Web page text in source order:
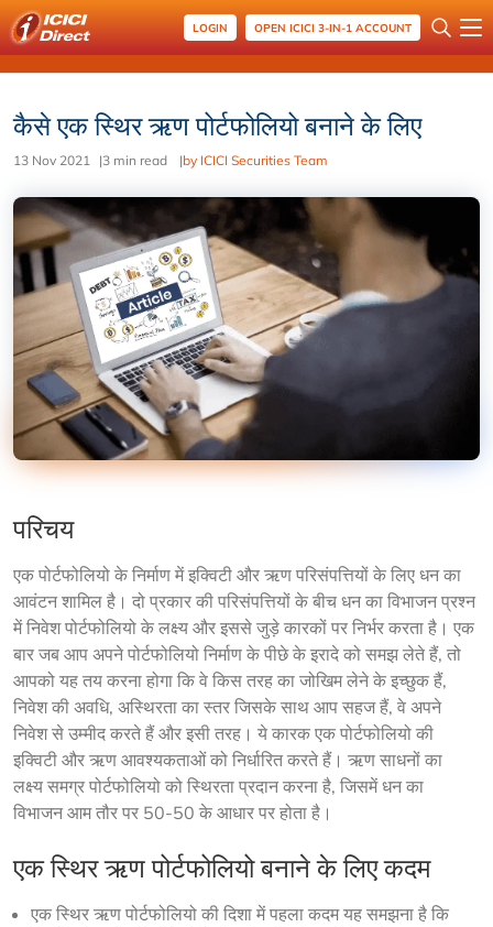
LOGIN OPEN ICICI 3-IN-1 ACCOUNT
कैसे एक स्थिर ऋण पोर्टफोलियो बनाने के लिए
13 Nov 2021 |3 min read |by ICICI Securities Team
परिचय
एक पोर्टफोलियो के निर्माण में इक्विटी और ऋण परिसंपत्तियों के लिए धन का
आवंटन शामिल है। दो प्रकार की परिसंपत्तियों के बीच धन का विभाजन प्रश्न
में निवेश पोर्टफोलियो के लक्ष्य और इससे जुड़े कारकों पर निर्भर करता है। एक
बार जब आप अपने पोर्टफोलियो निर्माण के पीछे के इरादे को समझ लेते हैं, तो
आपको यह तय करना होगा कि वे किस तरह का जोखिम लेने के इच्छुक हैं,
निवेश की अवधि, अस्थिरता का स्तर जिसके साथ आप सहज हैं, वे अपने
निवेश से उम्मीद करते हैं और इसी तरह। ये कारक एक पोर्टफोलियो की
इक्विटी और ऋण आवश्यकताओं को निर्धारित करते हैं। ऋण साधनों का
लक्ष्य समग्र पोर्टफोलियो को स्थिरता प्रदान करना है, जिसमें धन का
विभाजन आम तौर पर 50-50 के आधार पर होता है।
एक स्थिर ऋण पोर्टफोलियो बनाने के लिए कदम
एक स्थिर ऋण पोर्टफोलियो की दिशा में पहला कदम यह समझना है कि